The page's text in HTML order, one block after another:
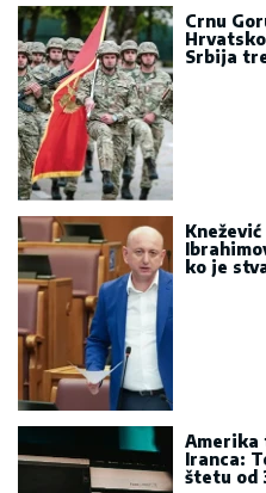
Crnu
Srbija
ko je
Amerika
Iranca:
štetu od